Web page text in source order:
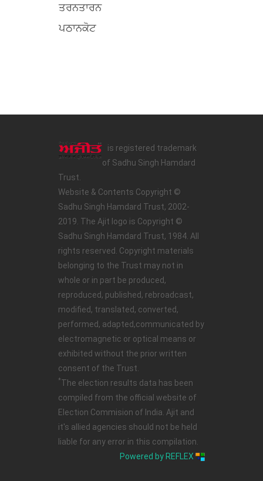
ਤਰਨਤਾਰਨ
ਪਠਾਨਕੋਟ
is registered trademark
of Sadhu Singh Hamdard
Trust.
Website & Contents Copyright ©
Sadhu Singh Hamdard Trust, 2002-
2019. The Ajit logo is Copyright ©
Sadhu Singh Hamdard Trust, 1984. All
rights reserved. Copyright materials
belonging to the Trust may not in
whole or in part be produced,
reproduced, published, rebroadcast,
modified, translated, converted,
performed, adapted,communicated by
electromagnetic or optical means or
exhibited without the prior written
consent of the Trust.
*The election results data has been
compiled from the official website of
Election Commision of India. Ajit and
it's allied agencies should not be held
liable for any error in this compilation.
Powered by REFLEX